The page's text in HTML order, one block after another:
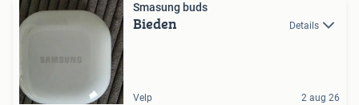
Smasung buds
Bieden Details
Velp 2 aug 26